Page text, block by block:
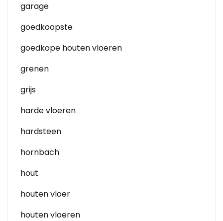
garage
goedkoopste
goedkope houten vloeren
grenen
grijs
harde vloeren
hardsteen
hornbach
hout
houten vloer
houten vloeren